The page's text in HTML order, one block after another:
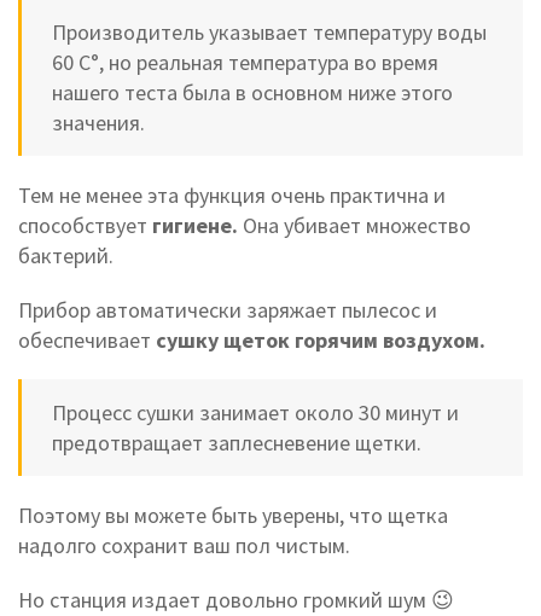
Производитель указывает температуру воды
60 C°, но реальная температура во время
нашего теста была в основном ниже этого
значения.
Тем не менее эта функция очень практична и
способствует гигиене. Она убивает множество
бактерий.
Прибор автоматически заряжает пылесос и
обеспечивает сушку щеток горячим воздухом.
Процесс сушки занимает около 30 минут и
предотвращает заплесневение щетки.
Поэтому вы можете быть уверены, что щетка
надолго сохранит ваш пол чистым.
Но станция издает довольно громкий шум 😉